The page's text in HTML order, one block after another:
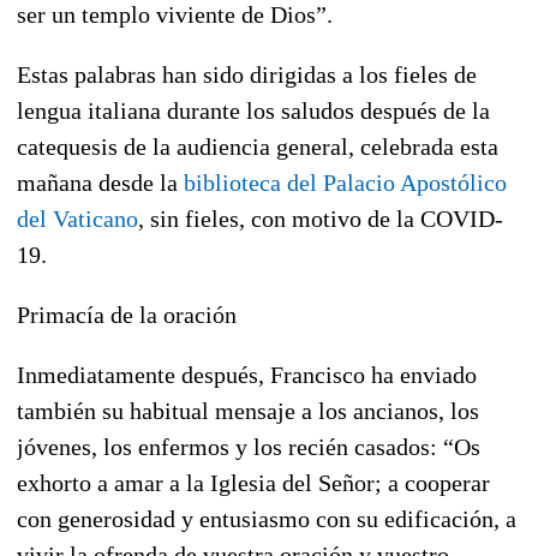
ser un templo viviente de Dios”.
Estas palabras han sido dirigidas a los fieles de
lengua italiana durante los saludos después de la
catequesis de la audiencia general, celebrada esta
mañana desde la biblioteca del Palacio Apostólico
del Vaticano, sin fieles, con motivo de la COVID-
19.
Primacía de la oración
Inmediatamente después, Francisco ha enviado
también su habitual mensaje a los ancianos, los
jóvenes, los enfermos y los recién casados: “Os
exhorto a amar a la Iglesia del Señor; a cooperar
con generosidad y entusiasmo con su edificación, a